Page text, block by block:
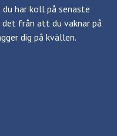
har koll på senaste
från att du vaknar på
dig på kvällen.